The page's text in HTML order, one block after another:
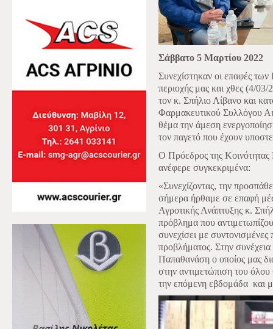
Σάββατο 5 Μαρτίου 2022
Συνεχίστηκαν οι επαφές
περιοχής μας και χθες (4/
τον κ. Σπήλιο Λίβανο και
Φαρμακευτικού Συλλόγου
θέμα την άμεση
τον παγετό που έχουν
Ο Πρόεδρος της Κοινότητας
ανέφερε συγκεκριμένα:
«Συνεχίζοντας, την
σήμερα ήρθαμε σε επαφή
Αγροτικής Ανάπτυξης κ.
πρόβλημα που
συνεχίσει με
προβλήματος. Στην
Παπαθανάση ο οποίος μας
στην αντιμετώπιση του
την επόμενη εβδομάδα και